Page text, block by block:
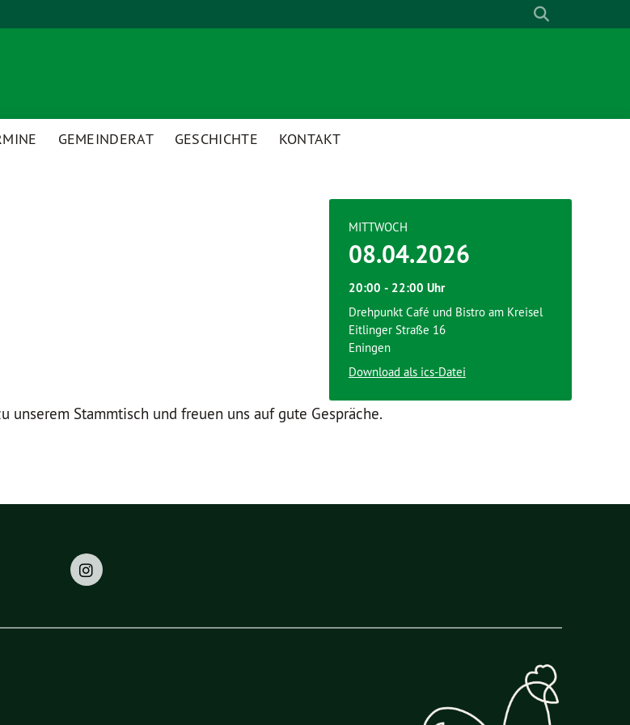
GEMEINDERAT GESCHICHTE KONTAKT
MITTWOCH
08.04.2026
20:00 ‐ 22:00 Uhr
Drehpunkt Café und Bistro am Kreisel
Eitlinger Straße 16
Eningen
Download als ics-Datei
Stammtisch und freuen uns auf gute Gespräche.